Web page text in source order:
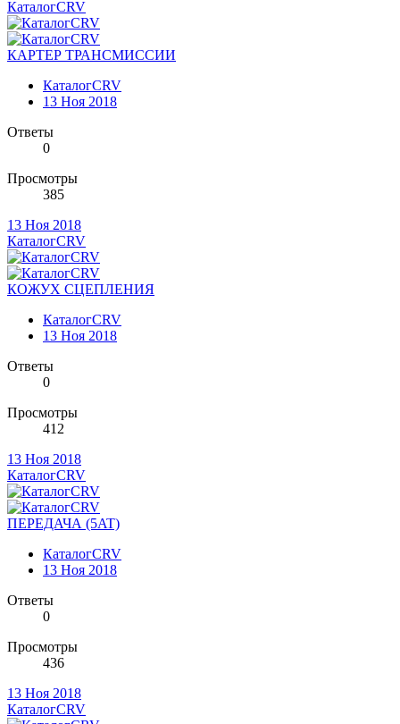
КаталогCRV
КАРТЕР ТРАНСМИССИИ
КаталогCRV
13 Ноя 2018
Ответы
0
Просмотры
385
13 Ноя 2018
КаталогCRV
КОЖУХ СЦЕПЛЕНИЯ
КаталогCRV
13 Ноя 2018
Ответы
0
Просмотры
412
13 Ноя 2018
КаталогCRV
ПЕРЕДАЧА (5AT)
КаталогCRV
13 Ноя 2018
Ответы
0
Просмотры
436
13 Ноя 2018
КаталогCRV